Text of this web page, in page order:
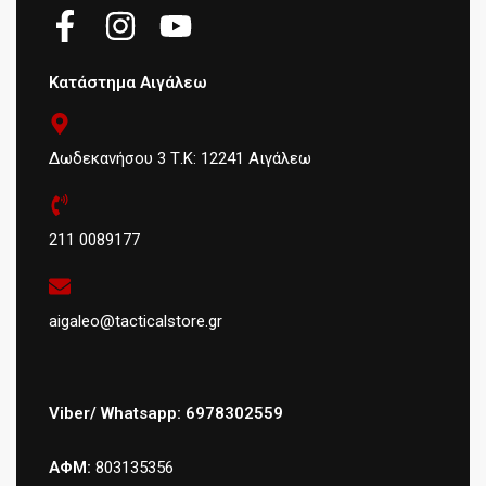
Κατάστημα Αιγάλεω
Δωδεκανήσου 3 Τ.Κ: 12241 Αιγάλεω
211 0089177
aigaleo@tacticalstore.gr
Viber/ Whatsapp: 6978302559
ΑΦΜ: 803135356